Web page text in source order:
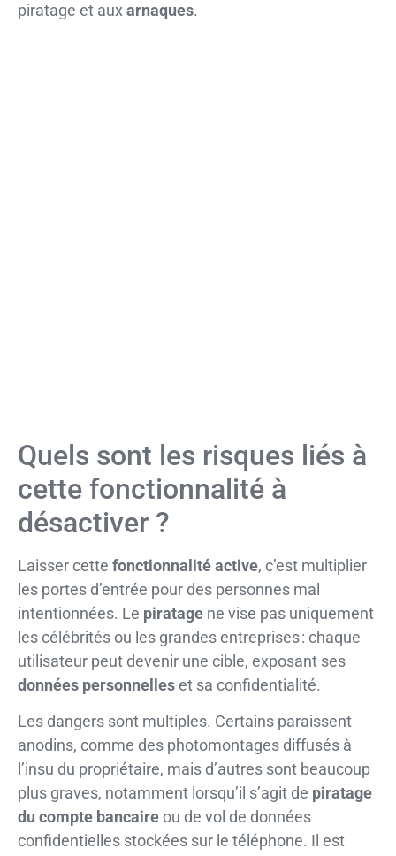
piratage et auxarnaques.
Quels sont les risques liés à
cette fonctionnalité à
désactiver ?
Laisser cette fonctionnalité active, c’est multiplier
les portes d’entrée pour des personnes mal
intentionnées. Le piratage ne vise pas uniquement
les célébrités ou les grandes entreprises : chaque
utilisateur peut devenir une cible, exposant ses
données personnelleset sa confidentialité.
Les dangers sont multiples. Certains paraissent
anodins, comme des photomontages diffusés à
l’insu du propriétaire, mais d’autres sont beaucoup
plus graves, notamment lorsqu’il s’agit de piratage
du compte bancaire ou de vol de données
confidentielles stockées sur le téléphone. Il est